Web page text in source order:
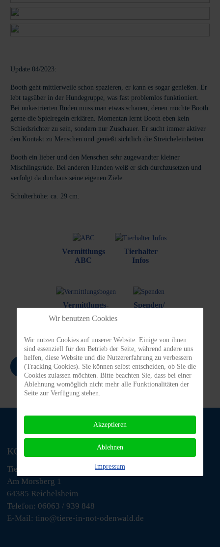
Update 04/2023:
Booth geht mittlerweile schon spazieren, er kann es sogar genießen. Er
lebt tagsüber in der Hundegruppe, was fast problemlos funktioniert.
Bei unkastrierten Rüden muss man etwas schauen, denen möchte Booth
gerne die Spielregeln erklären. Momentan lernt Booth eben kein
Schiedsrichter zu sein, sondern nur Zuschauer. Er sucht immer aktiver
den Kontakt zu Menschen und genießt sichtlich die Streicheleinheiten.
Booth ein lieber und den Menschen sehr zugewandter kleiner
Mischlingsrüde. Bei anderen Hunden weiß er sich durchzusetzen und
verfolgt da durchaus seine eigenen Ziele.
Schulterhöhe: ca. 29 cm.
Vermittlungs
ABC
Tierhalter
Infos
Vermittlungs-
bogen
Spenden/
Zurück
KONTAKT
Tiere in Not Odenwald e.V.
Am Morsberg 1
64385 Reichelsheim
Telefon: 06063 / 939 848
E-Mail: tino@tiere-in-not-odenwald.de
Wir benutzen Cookies
Wir nutzen Cookies auf unserer Website. Einige von ihnen
sind essenziell für den Betrieb der Seite, während andere uns
helfen, diese Website und die Nutzererfahrung zu verbessern
(Tracking Cookies). Sie können selbst entscheiden, ob Sie die
Cookies zulassen möchten. Bitte beachten Sie, dass bei einer
Ablehnung womöglich nicht mehr alle Funktionalitäten der
Seite zur Verfügung stehen.
Akzeptieren
Ablehnen
Impressum